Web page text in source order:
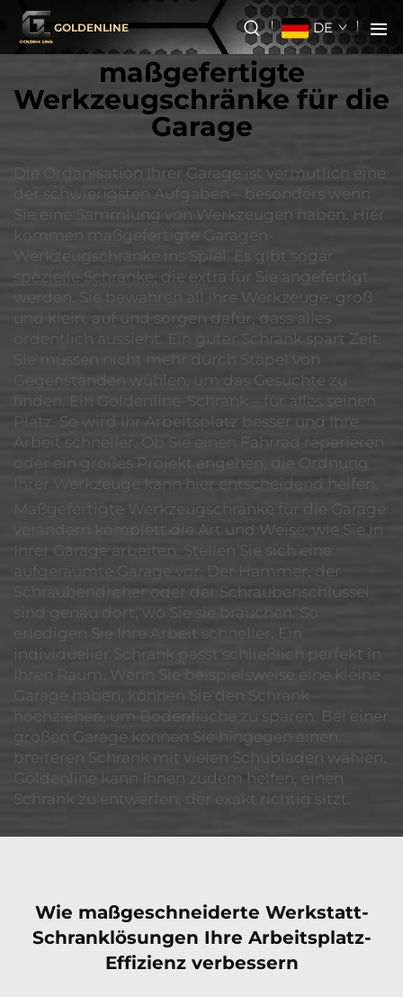
GOLDENLINE DE
maßgefertigte
Werkzeugschränke für die
Garage
Die Organisation Ihrer Garage ist vermutlich eine
der schwierigsten Aufgaben – besonders wenn
Sie eine Sammlung von Werkzeugen haben. Hier
kommen maßgefertigte Garagen-
Werkzeugschränke ins Spiel. Es gibt sogar
spezielle Schränke, die extra für Sie angefertigt
werden. Sie bewahren all Ihre Werkzeuge, groß
und klein, auf und sorgen dafür, dass alles
ordentlich aussieht. Ein guter Schrank spart Zeit.
Sie müssen nicht mehr durch Stapel von
Gegenständen wühlen, um das Gesuchte zu
finden. Ein Goldenline-Schrank – für alles seinen
Platz. So wird Ihr Arbeitsplatz besser und Ihre
Arbeit schneller. Ob Sie einen Fahrrad reparieren
oder ein großes Projekt angehen, die Ordnung
Ihrer Werkzeuge kann hier entscheidend helfen.
Maßgefertigte Werkzeugschränke für die Garage
verändern komplett die Art und Weise, wie Sie in
Ihrer Garage arbeiten. Stellen Sie sich eine
aufgeräumte Garage vor. Der Hammer, der
Schraubendreher oder der Schraubenschlüssel
sind genau dort, wo Sie sie brauchen. So
erledigen Sie Ihre Arbeit schneller. Ein
individueller Schrank passt schließlich perfekt in
Ihren Raum. Wenn Sie beispielsweise eine kleine
Garage haben, können Sie den Schrank
hochziehen, um Bodenfläche zu sparen. Bei einer
großen Garage können Sie hingegen einen
breiteren Schrank mit vielen Schubladen wählen.
Goldenline kann Ihnen zudem helfen, einen
Schrank zu entwerfen, der exakt richtig sitzt.
Wie maßgeschneiderte Werkstatt-
Schranklösungen Ihre Arbeitsplatz-
Effizienz verbessern